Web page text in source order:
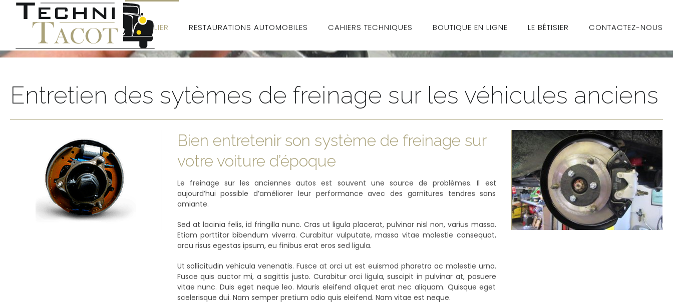
L’ATELIER RESTAURATIONS AUTOMOBILES CAHIERS TECHNIQUES BOUTIQUE EN LIGNE LE BÊTISIER CONTACTEZ-NOUS
Entretien des sytèmes de freinage sur les véhicules anciens
Bien entretenir son système de freinage sur
votre voiture d’époque
Le freinage sur les anciennes autos est souvent une source de problèmes. Il est
aujourd’hui possible d’améliorer leur performance avec des garnitures tendres sans
amiante.
Sed at lacinia felis, id fringilla nunc. Cras ut ligula placerat, pulvinar nisl non, varius massa.
Etiam porttitor bibendum viverra. Curabitur vulputate, massa vitae molestie consequat,
arcu risus egestas ipsum, eu finibus erat eros sed ligula.
Ut sollicitudin vehicula venenatis. Fusce at orci ut est euismod pharetra ac molestie urna.
Fusce quis auctor mi, a sagittis justo. Curabitur orci ligula, suscipit in pulvinar at, posuere
vitae nunc. Duis eget neque leo. Mauris eleifend aliquet erat nec aliquam. Quisque eget
scelerisque dui. Nam semper pretium odio quis eleifend. Nam vitae est neque.